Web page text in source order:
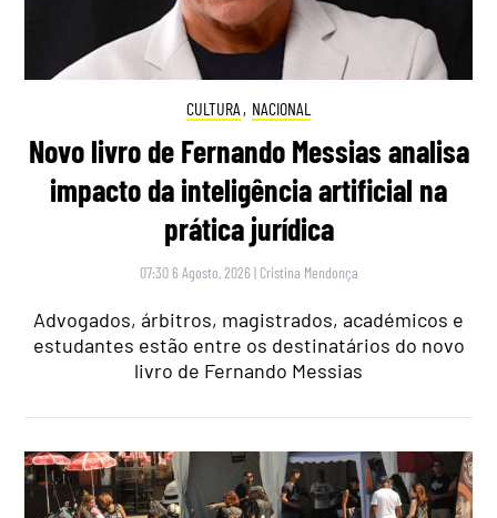
CULTURA , NACIONAL
Novo livro de Fernando Messias analisa
impacto da inteligência artificial na
prática jurídica
07:30 6 Agosto, 2026 | Cristina Mendonça
Advogados, árbitros, magistrados, académicos e
estudantes estão entre os destinatários do novo
livro de Fernando Messias